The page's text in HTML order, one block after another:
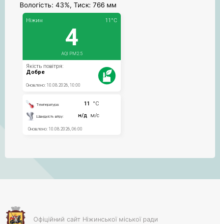
Вологість: 43%, Тиск: 766 мм
Офіційний сайт Ніжинської міської ради